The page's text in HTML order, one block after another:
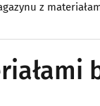
z